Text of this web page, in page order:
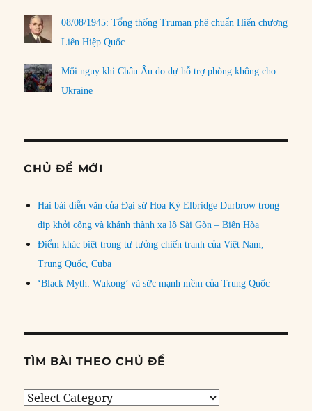
08/08/1945: Tổng thống Truman phê chuẩn Hiến chương
Liên Hiệp Quốc
Mối nguy khi Châu Âu do dự hỗ trợ phòng không cho
Ukraine
CHỦ ĐỀ MỚI
Hai bài diễn văn của Đại sứ Hoa Kỳ Elbridge Durbrow trong
dịp khởi công và khánh thành xa lộ Sài Gòn – Biên Hòa
Điểm khác biệt trong tư tưởng chiến tranh của Việt Nam,
Trung Quốc, Cuba
‘Black Myth: Wukong’ và sức mạnh mềm của Trung Quốc
TÌM BÀI THEO CHỦ ĐỀ
Tìm